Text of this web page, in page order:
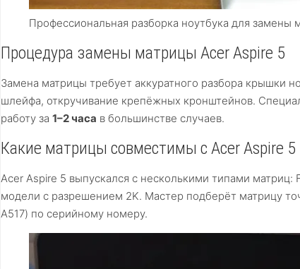
Профессиональная разборка ноутбука для замены
Процедура замены матрицы Acer Aspire 5
Замена матрицы требует аккуратного разбора крышки
шлейфа, откручивание крепёжных кронштейнов.
работу за 1–2 часа в большинстве случаев.
Какие матрицы совместимы с Acer Aspire 5
Acer Aspire 5 выпускался с несколькими типами матриц:
модели с разрешением 2K. Мастер подберёт матрицу
A517) по серийному номеру.